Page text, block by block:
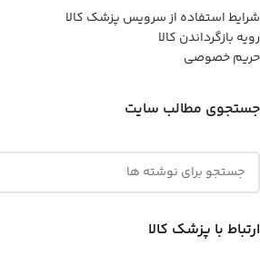
شرایط استفاده از سرویس پزشک کالا
رویه بازگرداندن کالا
حریم خصوصی
جستجوی مطالب سایت
ارتباط با پزشک کالا